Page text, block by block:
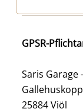
GPSR-
Saris Garage
25884 Viöl